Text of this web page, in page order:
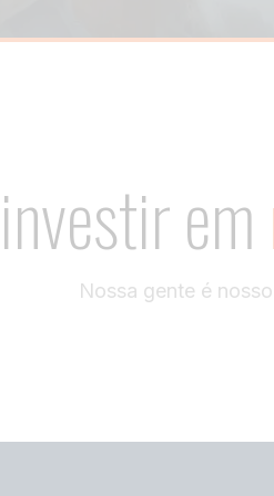
investirem
Nossa gente é